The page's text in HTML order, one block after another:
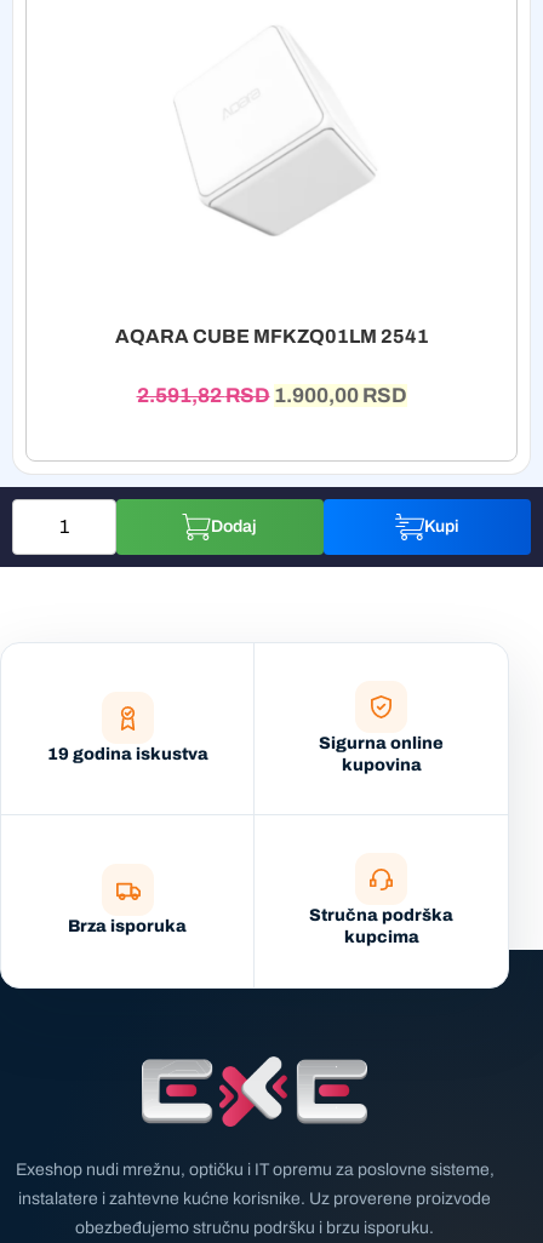
AQARA CUBE MFKZQ01LM 2541
2.591,82RSD 1.900,00 RSD
Dodaj Kupi
19 godina iskustva
Sigurna online
kupovina
Brza isporuka
Stručna podrška
kupcima
Exeshop nudi mrežnu, optičku i IT opremu za poslovne sisteme,
instalatere i zahtevne kućne korisnike. Uz proverene proizvode
obezbeđujemo stručnu podršku i brzu isporuku.